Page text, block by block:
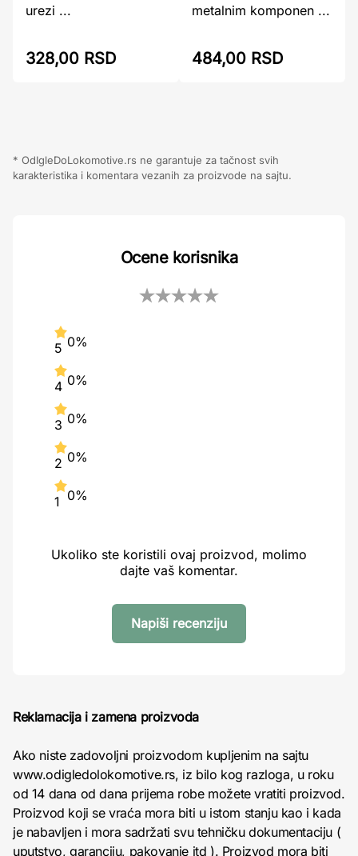
urezi ...
328,00 RSD
metalnim komponen ...
484,00 RSD
* OdIgleDoLokomotive.rs ne garantuje za tačnost svih
karakteristika i komentara vezanih za proizvode na sajtu.
Ocene korisnika
5 0%
4 0%
3 0%
2 0%
1 0%
Ukoliko ste koristili ovaj proizvod, molimo
dajte vaš komentar.
Napiši recenziju
Reklamacija i zamena proizvoda
Ako niste zadovoljni proizvodom kupljenim na sajtu
www.odigledolokomotive.rs, iz bilo kog razloga, u roku
od 14 dana od dana prijema robe možete vratiti proizvod.
Proizvod koji se vraća mora biti u istom stanju kao i kada
je nabavljen i mora sadržati svu tehničku dokumentaciju (
uputstvo, garanciju, pakovanje itd ). Proizvod mora biti